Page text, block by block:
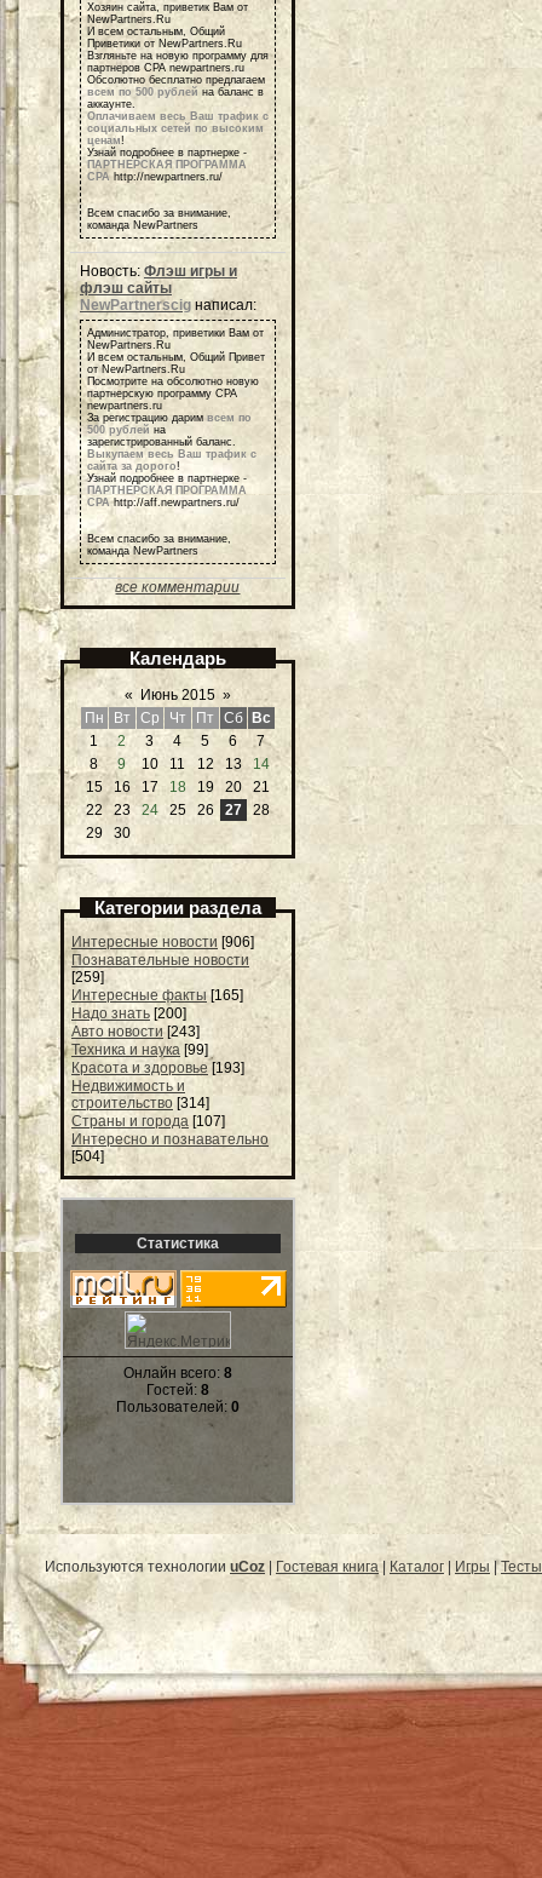
Хозяин сайта, приветик Вам от
NewPartners.Ru
И всем остальным, Общий
Приветики от NewPartners.Ru
Взгляньте на новую программу для
партнеров СРА newpartners.ru
Обсолютно бесплатно предлагаем
всем по 500 рублей на баланс в
аккаунте.
Оплачиваем весь Ваш трафик с
социальных сетей по высоким
ценам!
Узнай подробнее в партнерке -
ПАРТНЕРСКАЯ ПРОГРАММА
СРА http://newpartners.ru/
Всем спасибо за внимание,
команда NewPartners
Новость: Флэш игры и
флэш сайты
NewPartnerscig написал:
Администратор, приветики Вам от
NewPartners.Ru
И всем остальным, Общий Привет
от NewPartners.Ru
Посмотрите на обсолютно новую
партнерскую программу СРА
newpartners.ru
За регистрацию дарим всем по
500 рублей на
зарегистрированный баланс.
Выкупаем весь Ваш трафик с
сайта за дорого!
Узнай подробнее в партнерке -
ПАРТНЕРСКАЯ ПРОГРАММА
СРАhttp://aff.newpartners.ru/
Всем спасибо за внимание,
команда NewPartners
все комментарии
Календарь
« Июнь 2015 »
Пн
Вт Ср Чт Пт Сб
Вс
1
2 3 4 5 6
7
8
9 10 11 12 13
14
15
16 17 18 19 20
21
22
23 24 25 26 27
28
29
30
Категории раздела
Интересные новости [906]
Познавательные новости
[259]
Интересные факты [165]
Надо знать [200]
Авто новости [243]
Техника и наука [99]
Красота и здоровье [193]
Недвижимость и
строительство [314]
Страны и города [107]
Интересно и познавательно
[504]
Статистика
Онлайн всего: 8
Гостей: 8
Пользователей: 0
Используются технологии uCoz Гостевая книга| Каталог Игры |Тесты